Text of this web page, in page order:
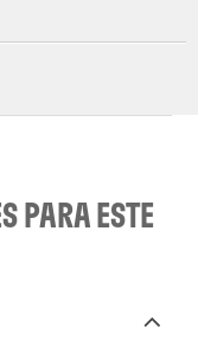
PARA ESTE